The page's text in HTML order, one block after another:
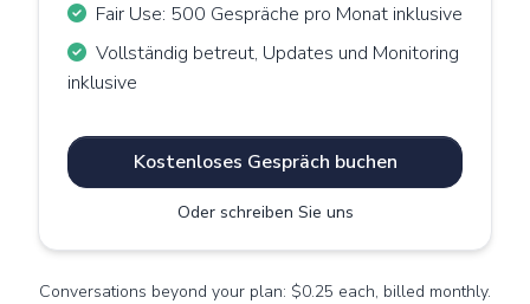
Fair Use: 500 Gespräche pro Monat inklusive
Vollständig betreut, Updates und Monitoring
inklusive
Kostenloses Gespräch buchen
Oder schreiben Sie uns
Conversations beyond your plan: $0.25 each, billed monthly.